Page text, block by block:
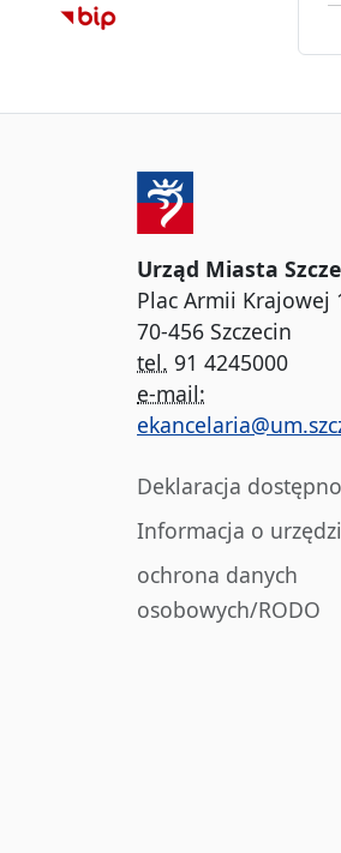
Urząd Miasta
Plac Armii Krajowej
70-456 Szczecin
tel. 91 4245000
e-mail:
Deklaracja
Informacja o
ochrona danych
osobowych/RODO